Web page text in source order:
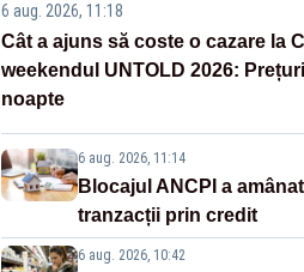
6 aug. 2026, 11:18
Cât a ajuns să coste o cazare la
weekendul UNTOLD 2026:
noapte
6 aug. 2026, 11:14
Blocajul ANCPI a
tranzacții prin credit
6 aug. 2026, 10:42